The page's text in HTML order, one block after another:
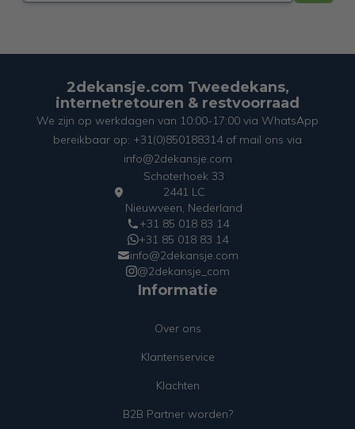
2dekansje.com Tweedekans,
internetretouren & restvoorraad
We zijn op werkdagen van 10:00-17:00 via WhatsApp
bereikbaar op: +31(0)850188314 of mail ons via
info@2dekansje.com
Schoterhoek 33
2441 LC
Nieuwveen, Nederland
+31 85 018 83 14
+31 85 018 83 14
info@2dekansje.com
@2dekansje_com
Informatie
Over ons
Klantenservice
Klachten
B2B Partner worden?